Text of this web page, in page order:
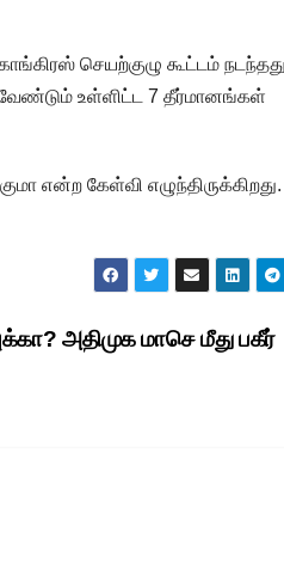
செயற்குழு கூட்டம்
வேண்டும் உள்ளிட்ட 7 தீர்மானங்கள்
என்ற கேள்வி எழுந்திருக்கிறது.
அதிமுக மாசெ மீது பகீர்